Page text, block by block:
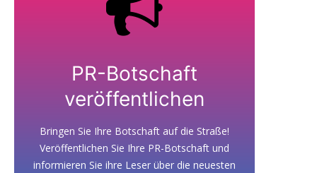
PR-Botschaft
veröffentlichen
Bringen Sie Ihre Botschaft auf die Straße!
Veröffentlichen Sie Ihre PR-Botschaft und
informieren Sie ihre Leser über die neuesten